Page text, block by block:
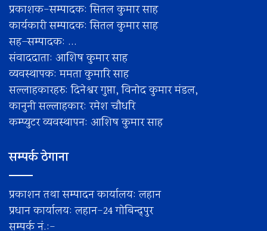
प्रकाशक-सम्पादक: सितल कुमार साह
कार्यकारी सम्पादक: सितल कुमार साह
सह–सम्पादक: ...
संवाददाता: आशिष कुमार साह
व्यवस्थापक: ममता कुमारि साह
सल्लाहकारहरु: दिनेश्वर गुप्ता, विनोद कुमार मंडल,
कानुनी सल्लाहकार: रमेश चाैधरि
कम्प्युटर व्यवस्थापन: आशिष कुमार साह
सम्पर्क ठेगाना
प्रकाशन तथा सम्पादन कार्यालय: लहान
प्रधान कार्यालय: लहान-24 गोबिन्द्पुर
सम्पर्क नं.:-